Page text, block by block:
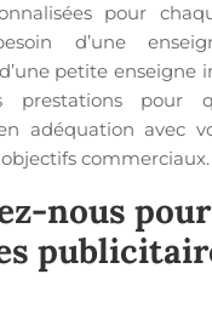
pour
d’une
petite enseigne
prestations pour
adéquation avec
commerciaux.
nous